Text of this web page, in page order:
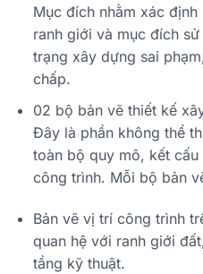
Mục đích nhằm xác
ranh giới và mục đích
trạng xây dựng sai
chấp.
02 bộ bản vẽ thiết kế
Đây là phần không thể
toàn bộ quy mô, kết
công trình. Mỗi bộ bản
Bản vẽ vị trí công trình
quan hệ với ranh giới
tầng kỹ thuật.